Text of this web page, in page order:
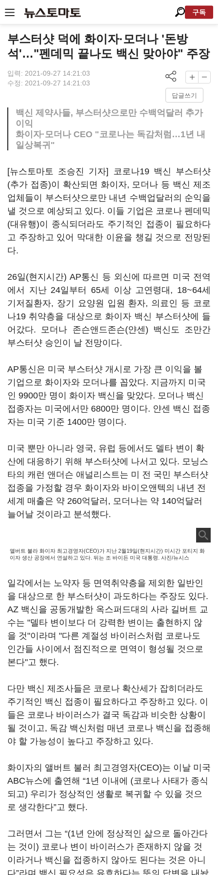
구독
부스터샷 덕에 화이자·모더나 '돈방
석'…"펜데믹 끝나도 백신 맞아야" 주장
입력: 2021-09-27 14:21:03
수정: 2021-09-27 14:21:03
답글쓰기
백신 제약사들, 부스터샷으로만 수백억달러 추가
이익
화이자·모더나 CEO "코로나는 독감처럼…1년 내
일상복귀"
[뉴스토마토 조승진 기자] 코로나19 백신 부스터샷
(추가 접종)이 확산되면 화이자, 모더나 등 백신 제조
업체들이 부스터샷으로만 내년 수백업달러의 순익을
낼 것으로 예상되고 있다. 이들 기업은 코로나 펜데믹
(대유행)이 종식되더라도 주기적인 접종이 필요하다
고 주장하고 있어 막대한 이윤을 챙길 것으로 전망된
다.
26일(현지시간) AP통신 등 외신에 따르면 미국 전역
에서 지난 24일부터 65세 이상 고연령대, 18~64세
기저질환자, 장기 요양원 입원 환자, 의료인 등 코로
나19 취약층을 대상으로 화이자 백신 부스터샷에 들
어갔다. 모더나 존슨앤드존슨(얀센) 백신도 조만간
부스터샷 승인이 날 전망이다.
AP통신은 미국 부스터샷 개시로 가장 큰 이익을 볼
기업으로 화이자와 모더나를 꼽았다. 지금까지 미국
인 9900만 명이 화이자 백신을 맞았다. 모더나 백신
접종자는 미국에서만 6800만 명이다. 얀센 백신 접종
자는 미국 기준 1400만 명이다.
미국 뿐만 아니라 영국, 유럽 등에서도 델타 변이 확
산에 대응하기 위해 부스터샷에 나서고 있다. 모닝스
타의 캐런 앤더슨 애널리스트는 미 전 국민 부스터샷
접종을 가정할 경우 화이자와 바이오앤텍의 내년 전
세계 매출은 약 260억달러, 모더나는 약 140억달러
늘어날 것이라고 분석했다.
앨버트 불라 화이자 최고경영자(CEO)가 지난 2월19일(현지시간) 미시간 포티지 화
이자 생산 공장에서 연설하고 있다. 뒤는 조 바이든 미국 대통령. 사진/뉴시스
일각에서는 노약자 등 면역취약층을 제외한 일반인
을 대상으로 한 부스터샷이 과도하다는 주장도 있다.
AZ 백신을 공동개발한 옥스퍼드대의 사라 길버트 교
수는 "델타 변이보다 더 강력한 변이는 출현하지 않
을 것"이라며 "다른 계절성 바이러스처럼 코로나도
인간들 사이에서 점진적으로 면역이 형성될 것으로
본다"고 했다.
다만 백신 제조사들은 코로나 확산세가 잡히더라도
주기적인 백신 접종이 필요하다고 주장하고 있다. 이
들은 코로나 바이러스가 결국 독감과 비슷한 상황이
될 것이고, 독감 백신처럼 매년 코로나 백신을 접종해
야 할 가능성이 높다고 주장하고 있다.
화이자의 앨버트 불러 최고경영자(CEO)는 이날 미국
ABC뉴스에 출연해 “1년 이내에 (코로나 사태가 종식
되고) 우리가 정상적인 생활로 복귀할 수 있을 것으
로 생각한다”고 했다.
그러면서 그는 “(1년 안에 정상적인 삶으로 돌아간다
는 것이) 코로나 변이 바이러스가 존재하지 않을 것
이라거나 백신을 접종하지 않아도 된다는 것은 아니
다”라며 백신 필요성은 유효하다는 뜻의 답변을 내놨